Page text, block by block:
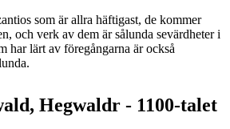
som är allra häftigast, de kommer
och verk av dem är sålunda sevärdheter i
har lärt av föregångarna är också
Hegwaldr - 1100-talet